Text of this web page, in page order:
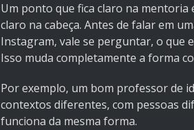
Um ponto que fica claro na
claro na cabeça. Antes de falar em
Instagram, vale se perguntar, o que
Isso muda completamente a forma
Por exemplo, um bom professor de
contextos diferentes, com pessoas
funciona da mesma forma.